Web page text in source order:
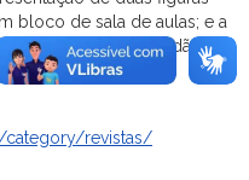
bloco de sala de aulas; e a
formação de cidadãos
category/revistas/